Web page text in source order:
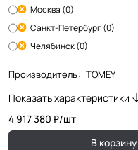
Москва (0)
Санкт-Петербург (0)
Челябинск (0)
Производитель: TOMEY
Показать характеристики
4 917 380 ₽/шт
В корзину